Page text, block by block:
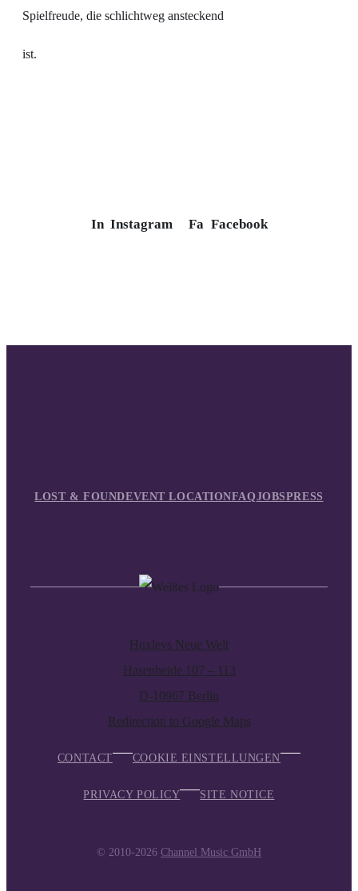
Spielfreude, die schlichtweg ansteckend
ist.
In Instagram Fa Facebook
LOST & FOUNDEVENT LOCATIONFAQJOBSPRESS
Huxleys Neue Welt
Hasenheide 107 – 113
D-10967 Berlin
Redirection to Google Maps
CONTACT COOKIE EINSTELLUNGEN
PRIVACY POLICY SITE NOTICE
© 2010-2026 Channel Music GmbH